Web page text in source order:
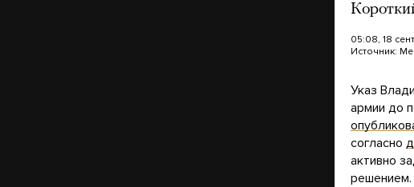
05:08, 18
Источник:
Указ
армии до
согласно
активно
решением.